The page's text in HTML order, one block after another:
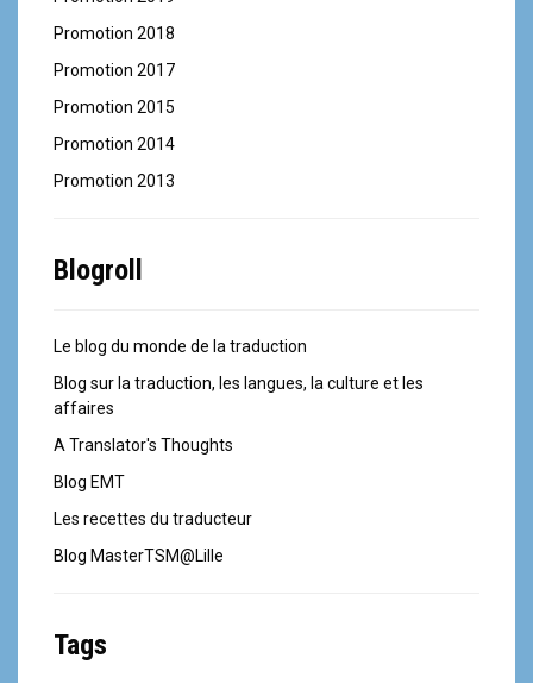
Promotion 2018
Promotion 2017
Promotion 2015
Promotion 2014
Promotion 2013
Blogroll
Le blog du monde de la traduction
Blog sur la traduction, les langues, la culture et les
affaires
A Translator's Thoughts
Blog EMT
Les recettes du traducteur
Blog MasterTSM@Lille
Tags